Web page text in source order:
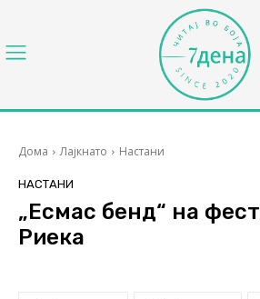
Дома Лајкнато Настани
НАСТАНИ
„Есмас бенд“ на
Риека